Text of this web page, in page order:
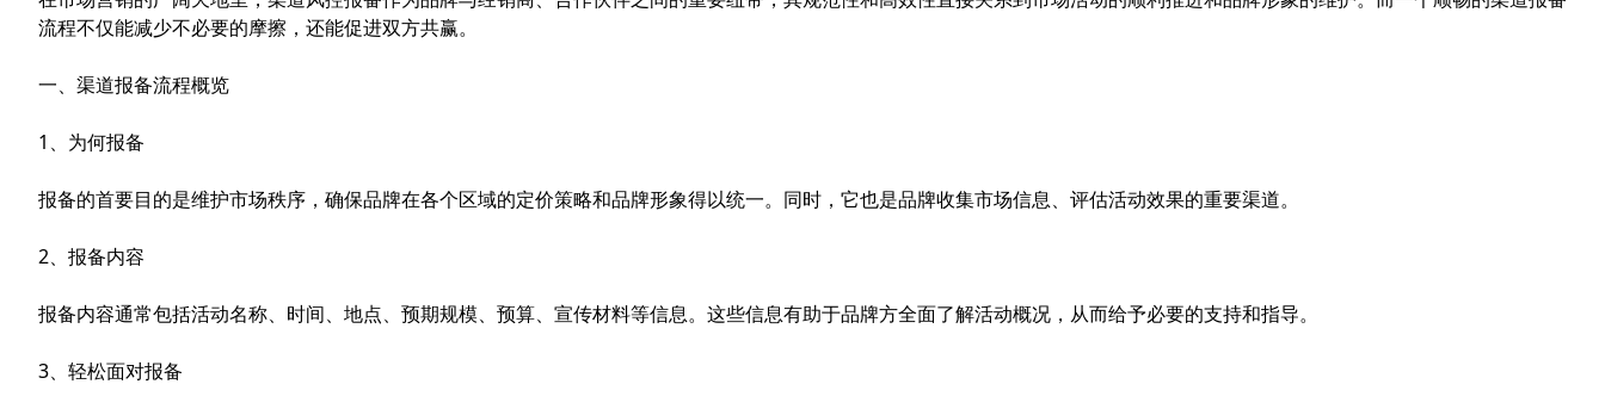
流程不仅能减少不必要的摩擦，还能促进双方共赢。
一、渠道报备流程概览
1、为何报备
报备的首要目的是维护市场秩序，确保品牌在各个区域的定价策略和品牌形象得以统一。同时，它也是品牌收集市场信息、评估活动效果的重要渠道。
2、报备内容
报备内容通常包括活动名称、时间、地点、预期规模、预算、宣传材料等信息。这些信息有助于品牌方全面了解活动概况，从而给予必要的支持和指导。
3、轻松面对报备